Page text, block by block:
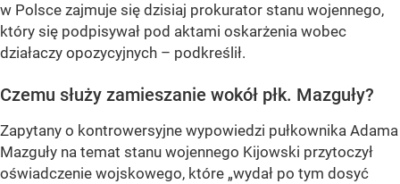
w Polsce zajmuje się dzisiaj prokurator stanu wojennego,
który się podpisywał pod aktami oskarżenia wobec
działaczy opozycyjnych – podkreślił.
Czemu służy zamieszanie wokół płk. Mazguły?
Zapytany o kontrowersyjne wypowiedzi pułkownika Adama
Mazguły na temat stanu wojennego Kijowski przytoczył
oświadczenie wojskowego, które „wydał po tym dosyć